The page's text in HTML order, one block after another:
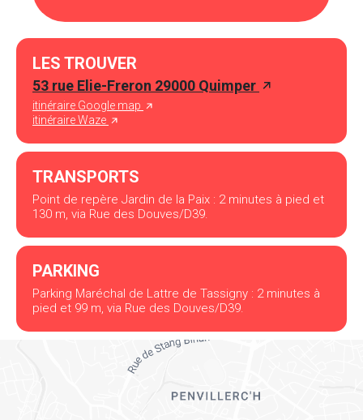
LES TROUVER
53 rue Elie-Freron 29000 Quimper
itinéraire Google map
itinéraire Waze
TRANSPORTS
Point de repère Jardin de la Paix : 2 minutes à pied et
130 m, via Rue des Douves/D39.
PARKING
Parking Maréchal de Lattre de Tassigny : 2 minutes à
pied et 99 m, via Rue des Douves/D39.